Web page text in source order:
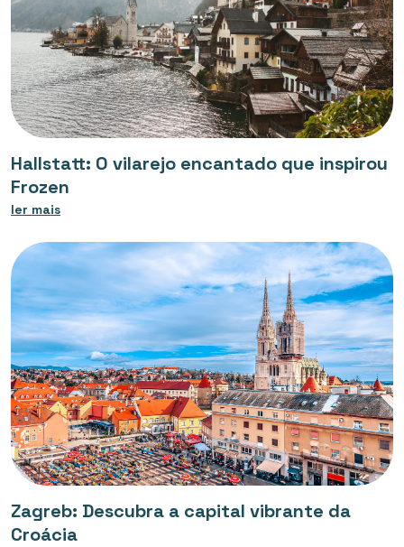
Hallstatt: O vilarejo encantado que inspirou
Frozen
ler mais
Zagreb: Descubra a capital vibrante da
Croácia